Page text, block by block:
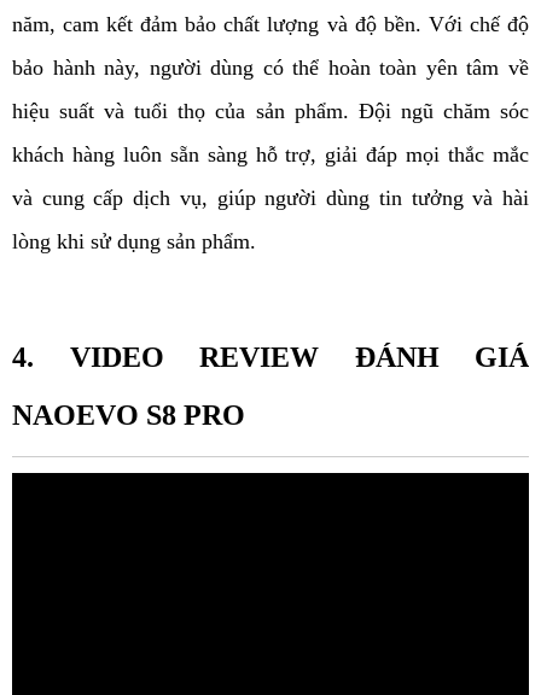
năm, cam kết đảm bảo chất lượng và độ bền. Với chế độ
bảo hành này, người dùng có thể hoàn toàn yên tâm về
hiệu suất và tuổi thọ của sản phẩm. Đội ngũ chăm sóc
khách hàng luôn sẵn sàng hỗ trợ, giải đáp mọi thắc mắc
và cung cấp dịch vụ, giúp người dùng tin tưởng và hài
lòng khi sử dụng sản phẩm.
4. VIDEO REVIEW ĐÁNH GIÁ
NAOEVO S8 PRO